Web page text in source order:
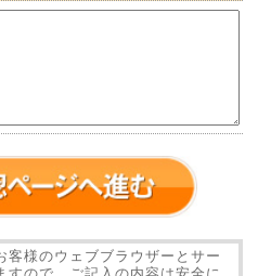
様のウェブブラウザーとサー